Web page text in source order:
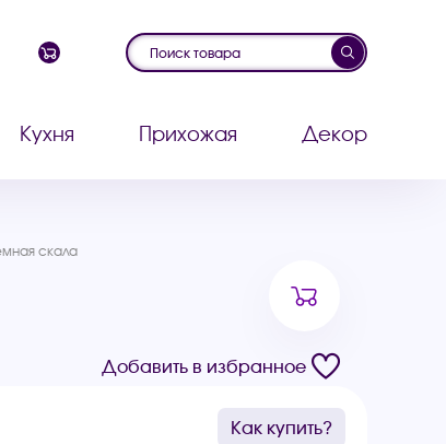
Кухня Прихожая Декор
скала
Добавить в избранное
Как купить?